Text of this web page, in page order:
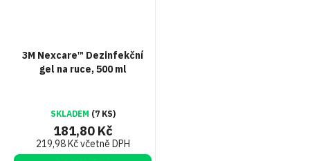
3M Nexcare™ Dezinfekční
gel na ruce, 500 ml
SKLADEM (7 KS)
219,98 Kč včetně DPH
181,80 Kč